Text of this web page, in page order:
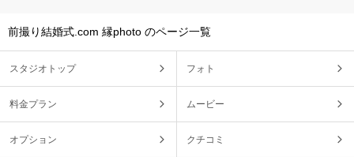
前撮り結婚式.com 縁photo のページ一覧
スタジオトップ フォト
料金プラン ムービー
オプション クチコミ